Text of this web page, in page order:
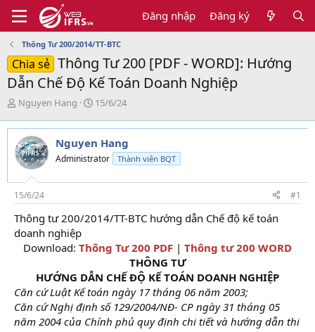
Đăng nhập Đăng ký
Thông Tư 200/2014/TT-BTC
Chia sẻ Thông Tư 200 [PDF - WORD]: Hướng
Dẫn Chế Độ Kế Toán Doanh Nghiệp
T
r
e
a
d
t
a
r
t
e
Nguyen Hang
N
à
y
g
ử
15/6/24
Nguyen Hang
Administrator Thành viên BQT
15/6/24 #1
Thông tư 200/2014/TT-BTC hướng dẫn Chế độ kế toán
doanh nghiệp
Download: Thông Tư 200 PDF | Thông tư 200 WORD
THÔNG TƯ
HƯỚNG DẪN CHẾ ĐỘ KẾ TOÁN DOANH NGHIỆP
Căn cứ Luật Kế toán ngày 17 tháng 06 năm 2003;
Căn cứ Nghị định số 129/2004/NĐ- CP ngày 31 tháng 05
năm 2004 của Chính phủ quy định chi tiết và hướng dẫn thi